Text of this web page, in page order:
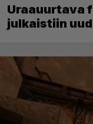
Uraauurtava
julkaistiin